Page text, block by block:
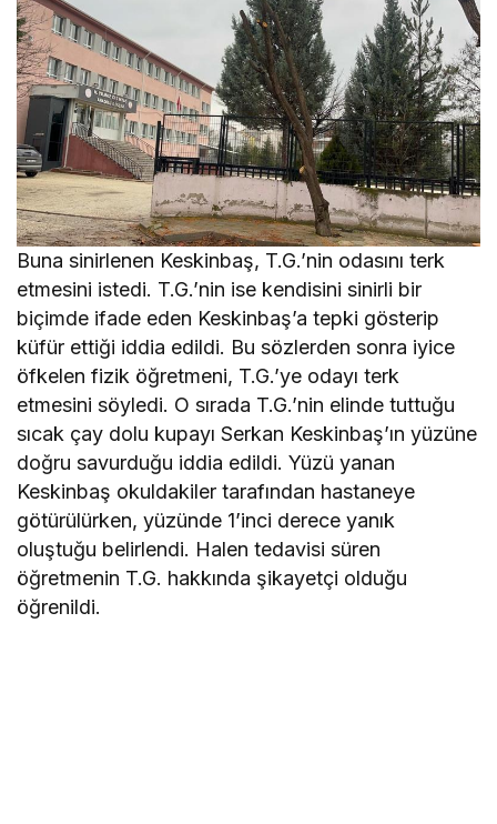
Buna sinirlenen Keskinbaş, T.G.’nin odasını terk
etmesini istedi. T.G.’nin ise kendisini sinirli bir
biçimde ifade eden Keskinbaş’a tepki gösterip
küfür ettiği iddia edildi. Bu sözlerden sonra iyice
öfkelen fizik öğretmeni, T.G.’ye odayı terk
etmesini söyledi. O sırada T.G.’nin elinde tuttuğu
sıcak çay dolu kupayı Serkan Keskinbaş’ın yüzüne
doğru savurduğu iddia edildi. Yüzü yanan
Keskinbaş okuldakiler tarafından hastaneye
götürülürken, yüzünde 1’inci derece yanık
oluştuğu belirlendi. Halen tedavisi süren
öğretmenin T.G. hakkında şikayetçi olduğu
öğrenildi.